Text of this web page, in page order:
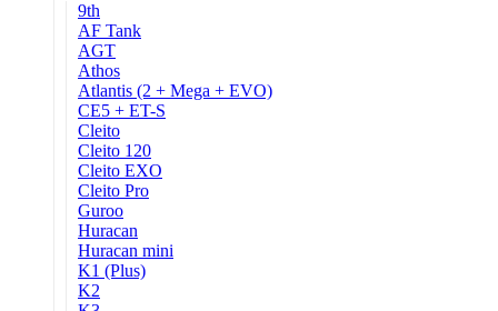
9th
AF Tank
AGT
Athos
Atlantis (2 + Mega + EVO)
CE5 + ET-S
Cleito
Cleito 120
Cleito EXO
Cleito Pro
Guroo
Huracan
Huracan mini
K1 (Plus)
K2